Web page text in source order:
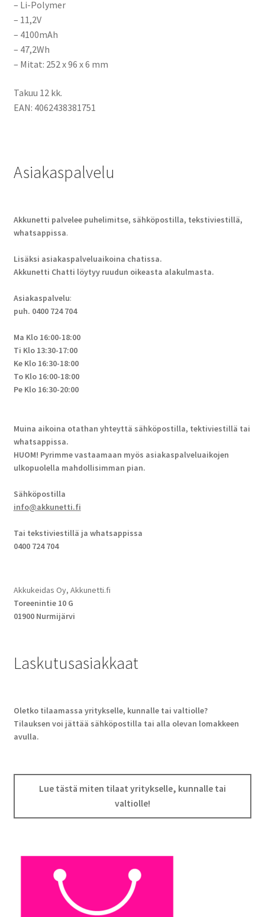
– Li-Polymer
– 11,2V
– 4100mAh
– 47,2Wh
– Mitat: 252 x 96 x 6 mm
Takuu 12 kk.
EAN: 4062438381751
Asiakaspalvelu
Akkunetti palvelee puhelimitse, sähköpostilla, tekstiviestillä,
whatsappissa.
Lisäksi asiakaspalveluaikoina chatissa.
Akkunetti Chatti löytyy ruudun oikeasta alakulmasta.
Asiakaspalvelu:
puh. 0400 724 704
Ma Klo 16:00-18:00
Ti Klo 13:30-17:00
Ke Klo 16:30-18:00
To Klo 16:00-18:00
Pe Klo 16:30-20:00
Muina aikoina otathan yhteyttä sähköpostilla, tektiviestillä tai
whatsappissa.
HUOM! Pyrimme vastaamaan myös asiakaspalveluaikojen
ulkopuolella mahdollisimman pian.
Sähköpostilla
info@akkunetti.fi
Tai tekstiviestillä ja whatsappissa
0400 724 704
Akkukeidas Oy, Akkunetti.fi
Toreenintie 10 G
01900 Nurmijärvi
Laskutusasiakkaat
Oletko tilaamassa yritykselle, kunnalle tai valtiolle?
Tilauksen voi jättää sähköpostilla tai alla olevan lomakkeen
avulla.
Lue tästä miten tilaat yritykselle, kunnalle tai
valtiolle!